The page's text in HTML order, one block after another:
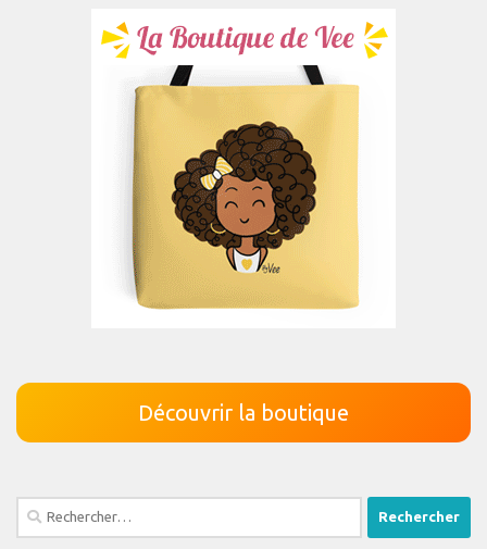
Découvrir la boutique
Rechercher :